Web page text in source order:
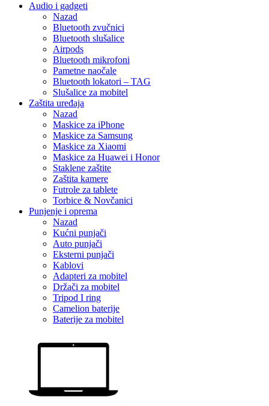
Audio i gadgeti
Nazad
Bluetooth zvučnici
Bluetooth slušalice
Airpods
Bluetooth mikrofoni
Pametne naočale
Bluetooth lokatori – TAG
Slušalice za mobitel
Zaštita uređaja
Nazad
Maskice za iPhone
Maskice za Samsung
Maskice za Xiaomi
Maskice za Huawei i Honor
Staklene zaštite
Zaštita kamere
Futrole za tablete
Torbice & Novčanici
Punjenje i oprema
Nazad
Kućni punjači
Auto punjači
Eksterni punjači
Kablovi
Adapteri za mobitel
Držači za mobitel
Tripod I ring
Camelion baterije
Baterije za mobitel